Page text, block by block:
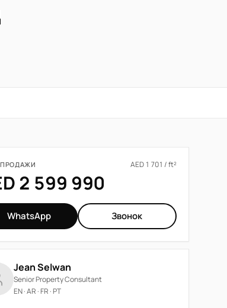
ПРОДАЖИ AED 1 701 / ft²
2 599 990
WhatsApp Звонок
Jean Selwan
Senior Property Consultant
EN · AR · FR · PT